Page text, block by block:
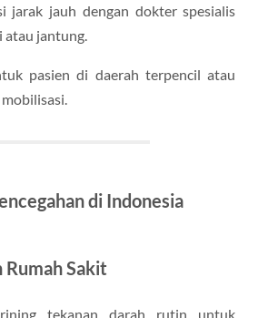
jarak jauh dengan dokter spesialis
jantung.
pasien di daerah terpencil atau
di Indonesia
Sakit
tekanan darah rutin untuk